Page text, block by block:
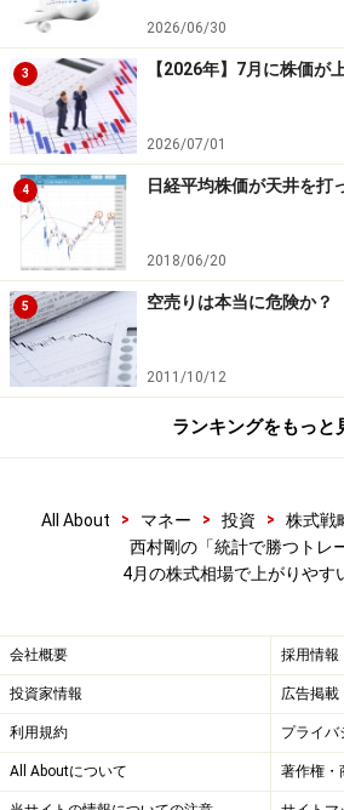
（このテーマでの検証については、
の達人】を使って検証しています
は万全を期しておりますが、その内
全性、利用者にとっての有用性を保
ません。当社及び関係者は一切の
します。投資判断はご自身の責任で
※記事内容は執筆時点のものです。最新の
い。
2026/06/30
3 【2026年】7月に株価が
2026/07/01
4 日経平均株価が天井を打
2018/06/20
5 空売りは本当に危険か？
2011/10/12
ランキングをもっと
All About > マネー > 投資 > 株式戦
西村剛の「統計で勝つトレ
4月の株式相場で上がりやす
会社概要 採用情報
投資家情報 広告掲載
利用規約 プライバ
All Aboutについて 著作権・